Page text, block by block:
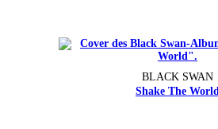
BLACK SWAN
Shake The World